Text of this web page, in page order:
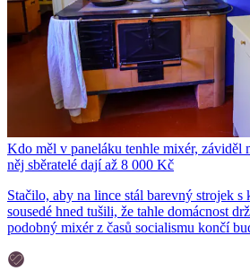
Kdo měl v paneláku tenhle mixér, záviděl
něj sběratelé dají až 8 000 Kč
Stačilo, aby na lince stál barevný strojek s
sousedé hned tušili, že tahle domácnost
podobný mixér z časů socialismu končí